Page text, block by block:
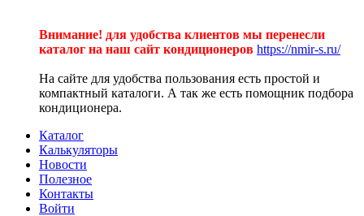
Внимание! для удобства клиентов мы перенесли
каталог на наш сайт кондиционеров https://nmir-s.ru/
На сайте для удобства пользования есть простой и
компактный каталоги. А так же есть помощник подбора
кондиционера.
Каталог
Калькуляторы
Новости
Полезное
Контакты
Войти